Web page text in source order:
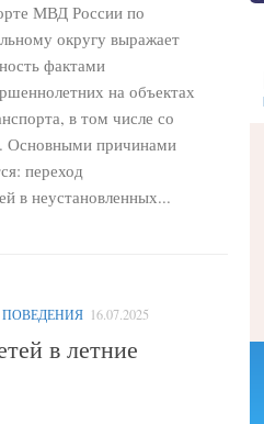
МВД России по
округу выражает
фактами
на объектах
в том числе со
Основными причинами
переход
в неустановленных...
16.07.2025
в летние